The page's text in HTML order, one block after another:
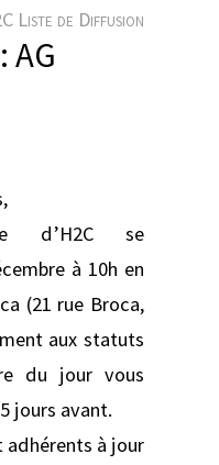
Liste de Diffusion
AG
d’H2C se
à 10h en
(21 rue Broca,
aux statuts
du jour vous
jours avant.
adhérents à jour